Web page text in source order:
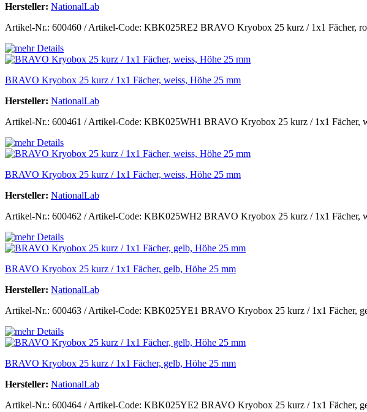
Hersteller: NationalLab
Artikel-Nr.: 600460 / Artikel-Code: KBK025RE2 BRAVO Kryobox 25 kurz / 1x1 Fächer,
BRAVO Kryobox 25 kurz / 1x1 Fächer, weiss, Höhe 25 mm
Hersteller: NationalLab
Artikel-Nr.: 600461 / Artikel-Code: KBK025WH1 BRAVO Kryobox 25 kurz / 1x1 Fächer,
BRAVO Kryobox 25 kurz / 1x1 Fächer, weiss, Höhe 25 mm
Hersteller: NationalLab
Artikel-Nr.: 600462 / Artikel-Code: KBK025WH2 BRAVO Kryobox 25 kurz / 1x1 Fächer,
BRAVO Kryobox 25 kurz / 1x1 Fächer, gelb, Höhe 25 mm
Hersteller: NationalLab
Artikel-Nr.: 600463 / Artikel-Code: KBK025YE1 BRAVO Kryobox 25 kurz / 1x1 Fächer,
BRAVO Kryobox 25 kurz / 1x1 Fächer, gelb, Höhe 25 mm
Hersteller: NationalLab
Artikel-Nr.: 600464 / Artikel-Code: KBK025YE2 BRAVO Kryobox 25 kurz / 1x1 Fächer,